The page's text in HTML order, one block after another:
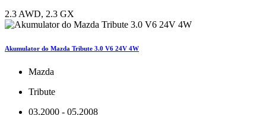
2.3 AWD, 2.3 GX
Akumulator do Mazda Tribute 3.0 V6 24V 4W
Mazda
Tribute
03.2000 - 05.2008